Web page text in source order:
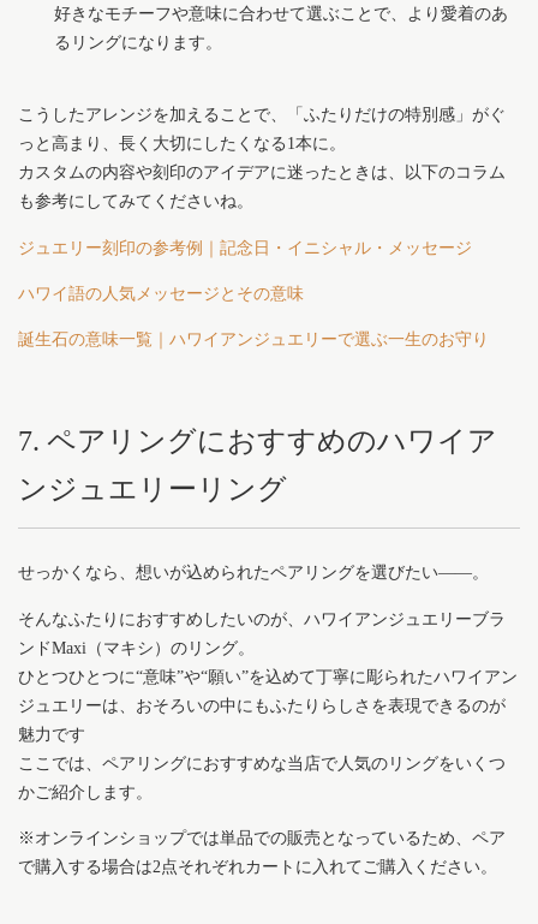
好きなモチーフや意味に合わせて選ぶことで、より愛着のあ
るリングになります。
こうしたアレンジを加えることで、「ふたりだけの特別感」がぐ
っと高まり、長く大切にしたくなる1本に。
カスタムの内容や刻印のアイデアに迷ったときは、以下のコラム
も参考にしてみてくださいね。
ジュエリー刻印の参考例｜記念日・イニシャル・メッセージ
ハワイ語の人気メッセージとその意味
誕生石の意味一覧｜ハワイアンジュエリーで選ぶ一生のお守り
7. ペアリングにおすすめのハワイア
ンジュエリーリング
せっかくなら、想いが込められたペアリングを選びたい——。
そんなふたりにおすすめしたいのが、ハワイアンジュエリーブラ
ンドMaxi（マキシ）のリング。
ひとつひとつに“意味”や“願い”を込めて丁寧に彫られたハワイアン
ジュエリーは、おそろいの中にもふたりらしさを表現できるのが
魅力です
ここでは、ペアリングにおすすめな当店で人気のリングをいくつ
かご紹介します。
※オンラインショップでは単品での販売となっているため、ペア
で購入する場合は2点それぞれカートに入れてご購入ください。